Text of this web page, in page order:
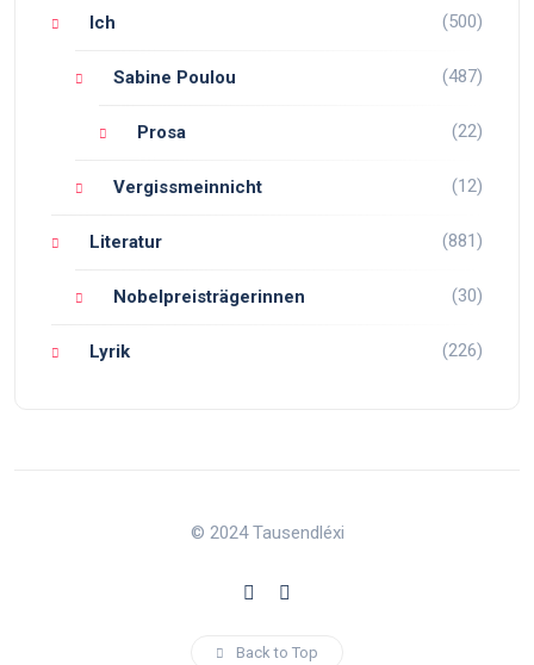
Ich (500)
Sabine Poulou (487)
Prosa (22)
Vergissmeinnicht (12)
Literatur (881)
Nobelpreisträgerinnen (30)
Lyrik (226)
© 2024 Tausendléxi
Back to Top